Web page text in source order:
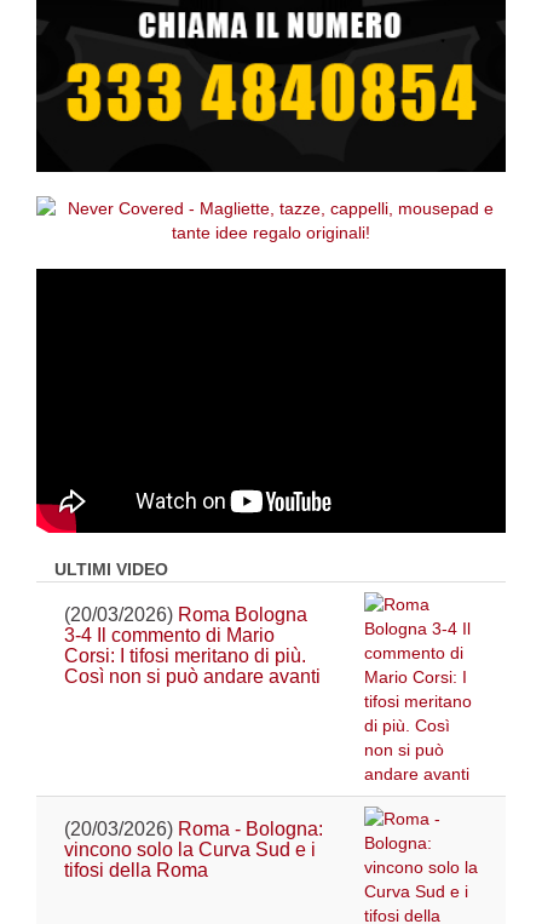
ULTIMI VIDEO
(20/03/2026) Roma Bologna
3-4 Il commento di Mario
Corsi: I tifosi meritano di più.
Così non si può andare avanti
(20/03/2026) Roma - Bologna:
vincono solo la Curva Sud e i
tifosi della Roma